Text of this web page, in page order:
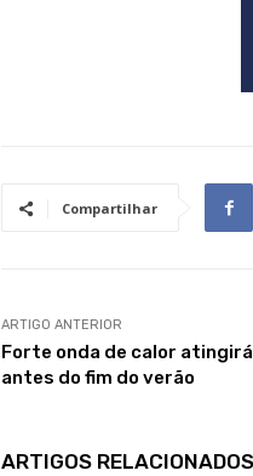
Compartilhar
ARTIGO ANTERIOR
Forte onda de calor
antes do fim do verão
ARTIGOS RELACIONADOS